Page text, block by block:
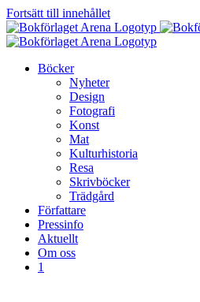
Fortsätt till innehållet
Böcker
Nyheter
Design
Fotografi
Konst
Mat
Kulturhistoria
Resa
Skrivböcker
Trädgård
Författare
Pressinfo
Aktuellt
Om oss
1